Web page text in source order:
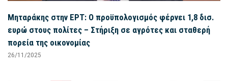
Μηταράκης στην ΕΡΤ: Ο προϋπολογισμός φέρνει 1,8 δισ.
ευρώ στους πολίτες – Στήριξη σε αγρότες και σταθερή
πορεία της οικονομίας
26/11/2025